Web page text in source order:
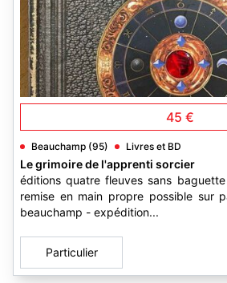
45 €
Beauchamp (95) Livres et BD
Le grimoire de l'apprenti sorcier
éditions quatre fleuves sans
remise en main propre possible sur
beauchamp - expédition...
Particulier